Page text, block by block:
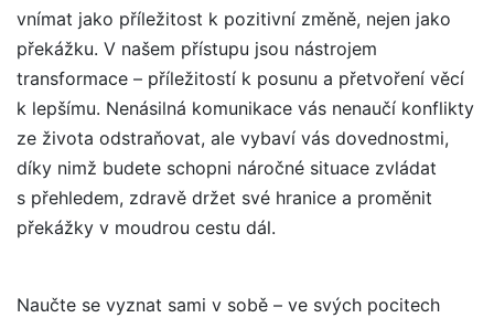
vnímat jako příležitost k pozitivní změně, nejen jako
překážku. V našem přístupu jsou nástrojem
transformace – příležitostí k posunu a přetvoření věcí
k lepšímu. Nenásilná komunikace vás nenaučí konflikty
ze života odstraňovat, ale vybaví vás dovednostmi,
díky nimž budete schopni náročné situace zvládat
s přehledem, zdravě držet své hranice a proměnit
překážky v moudrou cestu dál.
Naučte se vyznat sami v sobě – ve svých pocitech